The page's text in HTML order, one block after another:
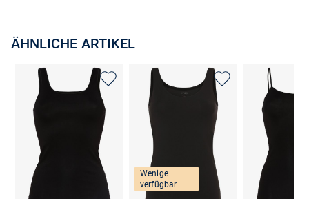
ÄHNLICHE ARTIKEL
Wenige
verfügbar